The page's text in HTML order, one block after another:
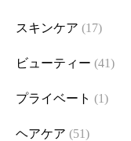
スキンケア (17)
ビューティー (41)
プライベート (1)
ヘアケア (51)